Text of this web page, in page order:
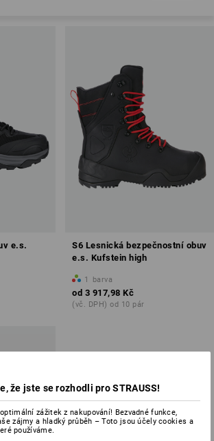
bezpečnostních stupňů
e.s.
S6 Lesnická bezpečnostní obuv
e.s. Kufstein high
1 barva
od 3 917,98 Kč
(vč. DPH) od 10 pár
že jste se rozhodli pro STRAUSS!
zážitek z nakupování! Bezvadné funkce,
zájmy a hladký průběh – Toto jsou účely cookies a
používáme.